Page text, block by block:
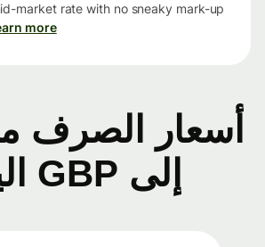
mid-market rate with no sneaky mark-up
Learn more
إلى GBP اليوم